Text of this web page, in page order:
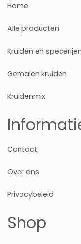
Home
Alle producten
Kruiden en specerijen
Gemalen kruiden
Kruidenmix
Contact
Over ons
Privacybeleid
Shop